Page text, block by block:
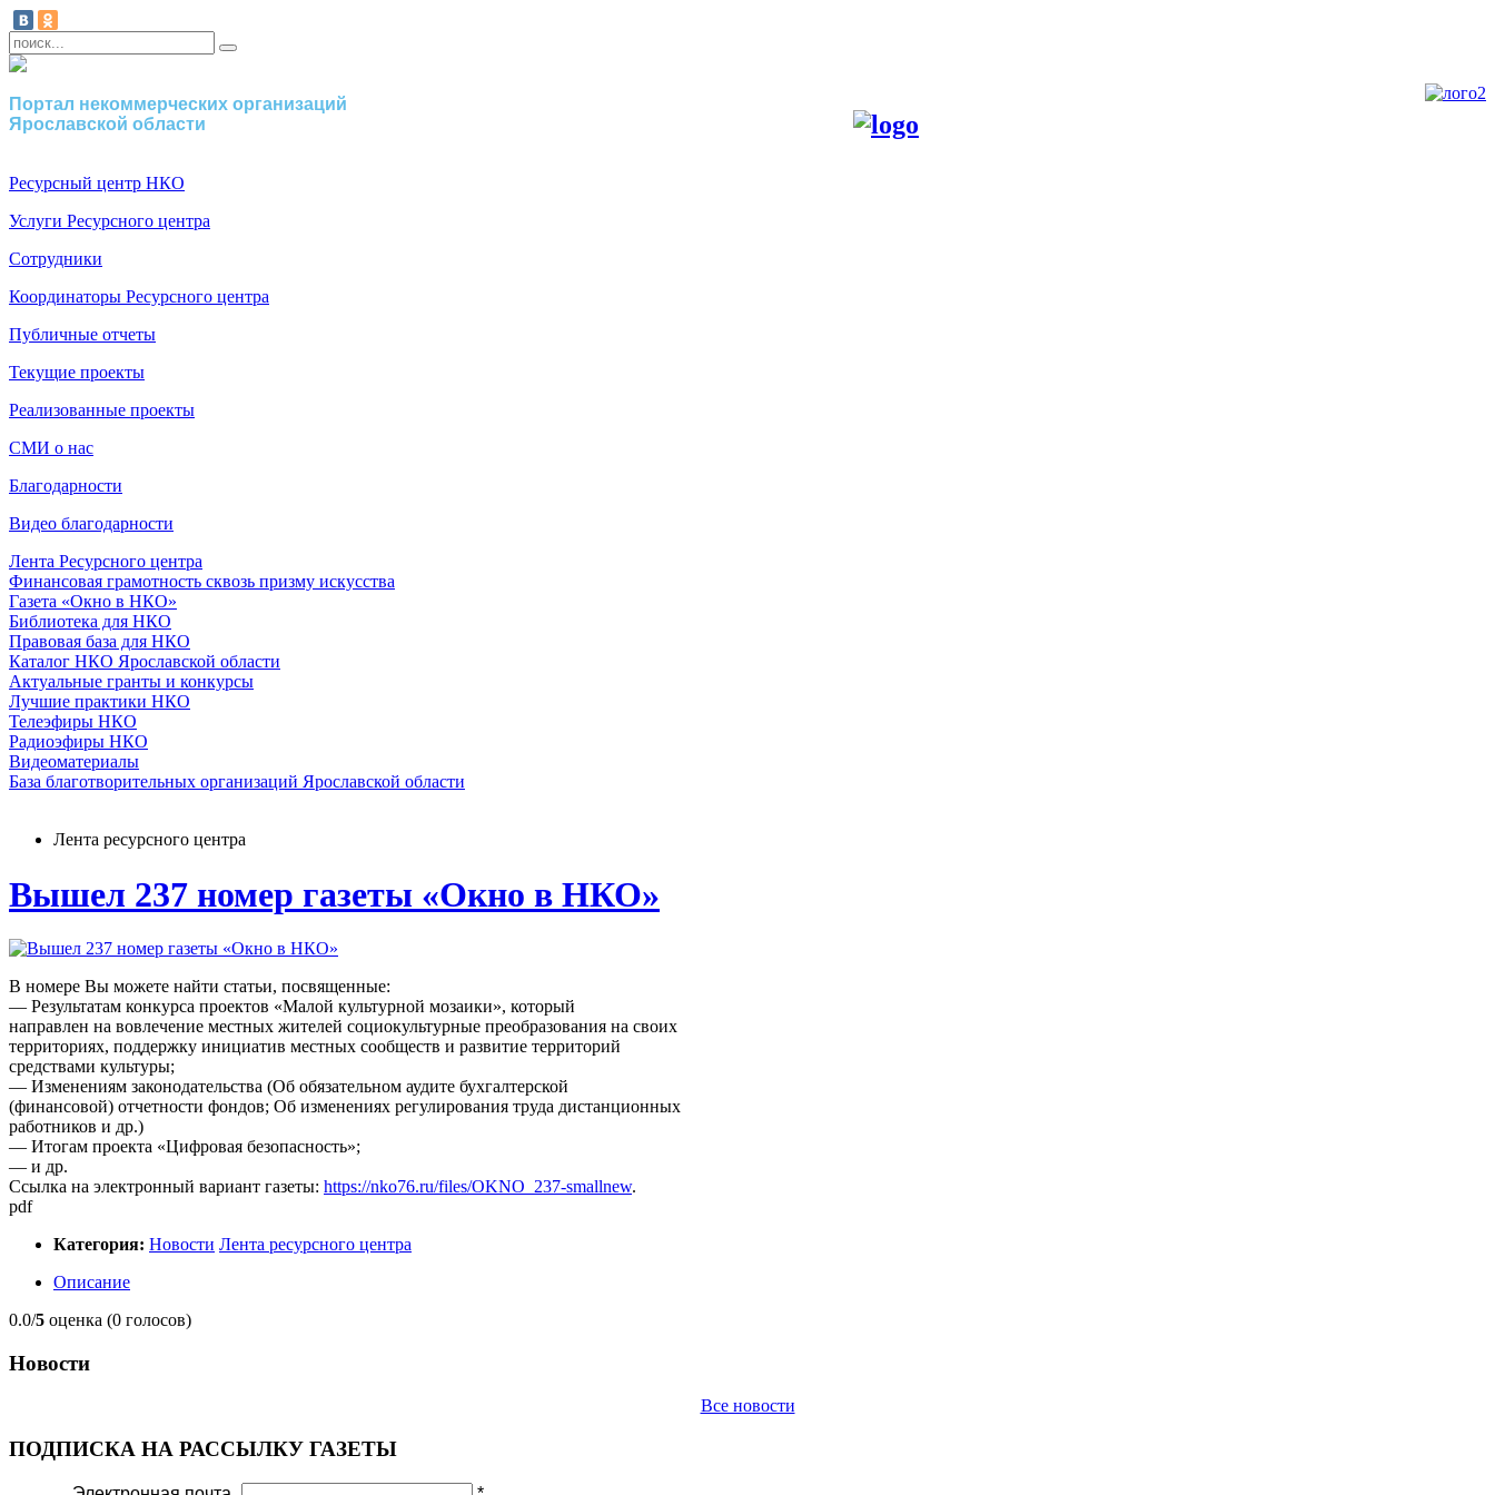
Портал некоммерческих организаций
Ярославской области
Ресурсный центр НКО
Услуги Ресурсного центра
Сотрудники
Координаторы Ресурсного центра
Публичные отчеты
Текущие проекты
Реализованные проекты
СМИ о нас
Благодарности
Видео благодарности
Лента Ресурсного центра
Финансовая грамотность сквозь призму искусства
Газета «Окно в НКО»
Библиотека для НКО
Правовая база для НКО
Каталог НКО Ярославской области
Актуальные гранты и конкурсы
Лучшие практики НКО
Телеэфиры НКО
Радиоэфиры НКО
Видеоматериалы
База благотворительных организаций Ярославской области
Лента ресурсного центра
Вышел 237 номер газеты «Окно в НКО»
В номере Вы можете найти статьи, посвященные:
— Результатам конкурса проектов «Малой культурной мозаики», который
направлен на вовлечение местных жителей социокультурные преобразования на своих
территориях, поддержку инициатив местных сообществ и развитие территорий
средствами культуры;
— Изменениям законодательства (Об обязательном аудите бухгалтерской
(финансовой) отчетности фондов; Об изменениях регулирования труда дистанционных
работников и др.)
— Итогам проекта «Цифровая безопасность»;
— и др.
Ссылка на электронный вариант газеты: https://nko76.ru/files/OKNO_237-smallnew.
pdf
Категория: Новости Лента ресурсного центра
Описание
0.0/5 оценка (0 голосов)
Новости
Все новости
ПОДПИСКА НА РАССЫЛКУ ГАЗЕТЫ